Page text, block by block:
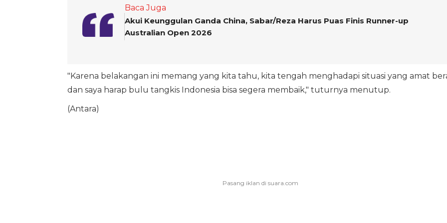
Baca Juga
Akui Keunggulan Ganda China, Sabar/Reza Harus Puas Finis Runner-up
Australian Open 2026
"Karena belakangan ini memang yang kita tahu, kita tengah menghadapi situasi yang amat
dan saya harap bulu tangkis Indonesia bisa segera membaik," tuturnya menutup.
(Antara)